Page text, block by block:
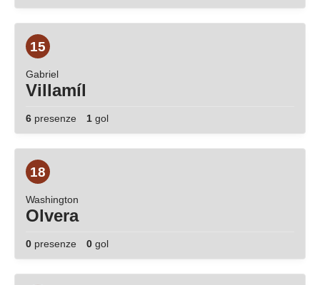
15
Gabriel
Villamíl
6 presenze 1 gol
18
Washington
Olvera
0 presenze 0 gol